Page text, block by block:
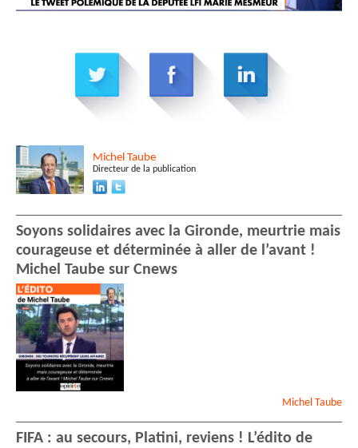
Michel Taube
Directeur de la publication
Soyons solidaires avec la Gironde, meurtrie mais
courageuse et déterminée à aller de l’avant !
Michel Taube sur Cnews
Michel Taube
FIFA : au secours, Platini, reviens ! L’édito de